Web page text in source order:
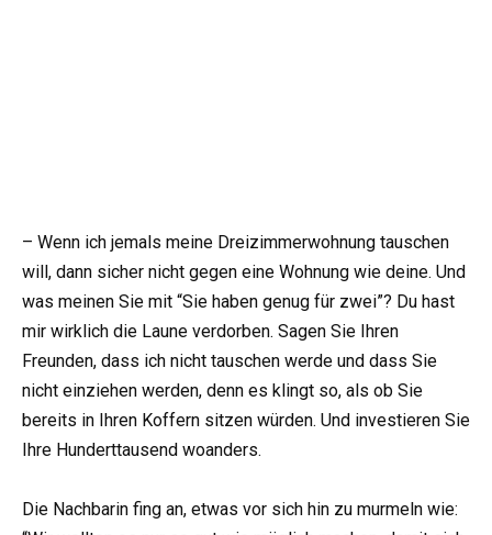
– Wenn ich jemals meine Dreizimmerwohnung tauschen
will, dann sicher nicht gegen eine Wohnung wie deine. Und
was meinen Sie mit “Sie haben genug für zwei”? Du hast
mir wirklich die Laune verdorben. Sagen Sie Ihren
Freunden, dass ich nicht tauschen werde und dass Sie
nicht einziehen werden, denn es klingt so, als ob Sie
bereits in Ihren Koffern sitzen würden. Und investieren Sie
Ihre Hunderttausend woanders.
Die Nachbarin fing an, etwas vor sich hin zu murmeln wie: